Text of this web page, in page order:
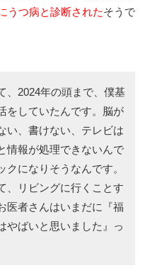
うつ病と診断されたそうで
、2024年の頭まで、僕基
をしていたんです。脳が
い、書けない、テレビは
情報が処理できないんで
になりそうなんです。
、リビングに行くことす
医者さんはいまだに『福
やばいと思いました』っ